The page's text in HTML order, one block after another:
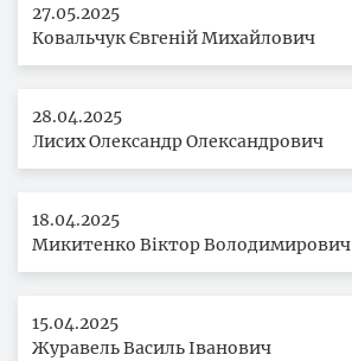
27.05.2025
Ковальчук Євгеній Михайлович
28.04.2025
Лисих Олександр Олександрович
18.04.2025
Микитенко Віктор Володимирович
15.04.2025
Журавель Василь Іванович